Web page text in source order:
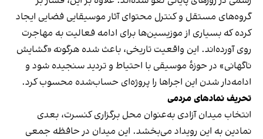
گروه‌های مستقل و کنترل محتوای آثار موسیقایی فضایی ایجاد
کرده که بسیاری از موزیسین‌ها برای ادامه فعالیت به مهاجرت
روی آورده‌اند. این واقعیت تاریخی، باعث شده هرگونه «گشایش
ناگهانی» در حوزهٔ موسیقی با احتیاط و تردید سنجیده شود و
ادامه‌دار شدن این اجراها را پروژه‌ای حساب‌شده محسوب کرد.
تحریف نمادهای مردمی
انتخاب میدان آزادی به‌عنوان محل برگزاری کنسرت، بعدی
نمادین به این رویداد می‌بخشد. این میدان در حافظه جمعی